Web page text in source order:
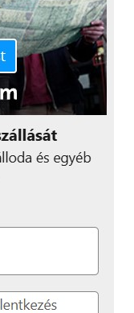
arról, hol vannak
és milyen
előnyt.
hozzáférések,
és a
vagyis azt, hogy
ellenálló egy
Az OT-
feltérképezése, a
és valós idejű
azonosítása.
hanem